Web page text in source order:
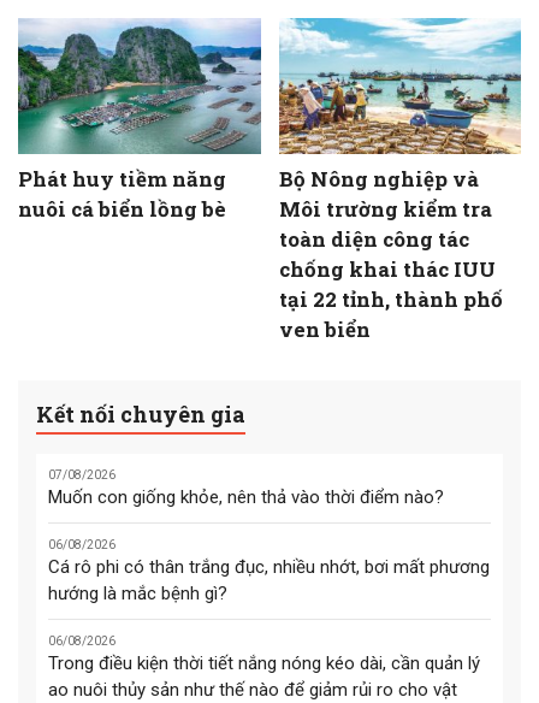
Phát huy tiềm năng
nuôi cá biển lồng bè
Bộ Nông nghiệp và
Môi trường kiểm tra
toàn diện công tác
chống khai thác IUU
tại 22 tỉnh, thành phố
ven biển
Kết nối chuyên gia
07/08/2026
Muốn con giống khỏe, nên thả vào thời điểm nào?
06/08/2026
Cá rô phi có thân trắng đục, nhiều nhớt, bơi mất phương
hướng là mắc bệnh gì?
06/08/2026
Trong điều kiện thời tiết nắng nóng kéo dài, cần quản lý
ao nuôi thủy sản như thế nào để giảm rủi ro cho vật